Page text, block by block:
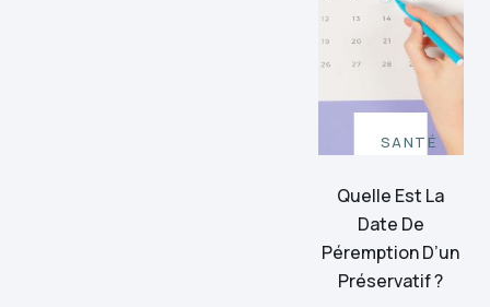
SANTÉ
Quelle Est La
Date De
Péremption D’un
Préservatif ?